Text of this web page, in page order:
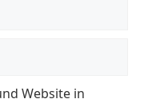
Website in